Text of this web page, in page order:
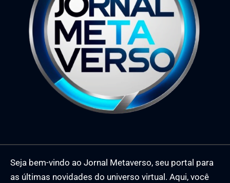
Seja bem-vindo ao Jornal Metaverso, seu portal para
as últimas novidades do universo virtual. Aqui, você